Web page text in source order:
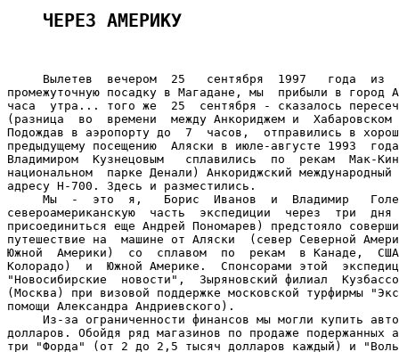
ЧЕРЕЗ АМЕРИКУ